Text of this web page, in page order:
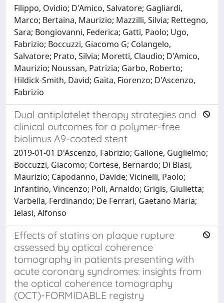
Filippo, Ovidio; D'Amico, Salvatore; Gagliardi,
Marco; Bertaina, Maurizio; Mazzilli, Silvia; Rettegno,
Sara; Bongiovanni, Federica; Gatti, Paolo; Ugo,
Fabrizio; Boccuzzi, Giacomo G; Colangelo,
Salvatore; Prato, Silvia; Moretti, Claudio; D'Amico,
Maurizio; Noussan, Patrizia; Garbo, Roberto;
Hildick-Smith, David; Gaita, Fiorenzo; D'Ascenzo,
Fabrizio
Dual antiplatelet therapy strategies and
clinical outcomes for a polymer-free
biolimus A9-coated stent
2019-01-01 D'Ascenzo, Fabrizio; Gallone, Guglielmo;
Boccuzzi, Giacomo; Cortese, Bernardo; Di Biasi,
Maurizio; Capodanno, Davide; Vicinelli, Paolo;
Infantino, Vincenzo; Poli, Arnaldo; Grigis, Giulietta;
Varbella, Ferdinando; De Ferrari, Gaetano Maria;
Ielasi, Alfonso
Effects of statins on plaque rupture
assessed by optical coherence
tomography in patients presenting with
acute coronary syndromes: insights from
the optical coherence tomography
(OCT)-FORMIDABLE registry